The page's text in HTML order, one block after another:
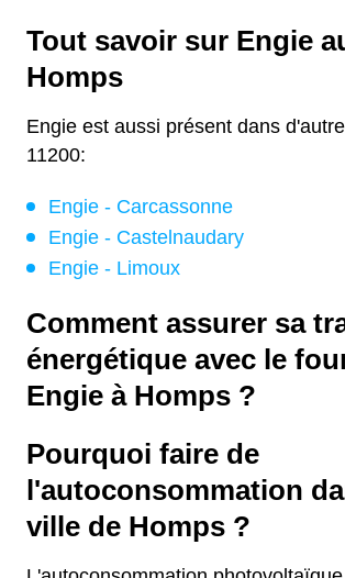
Tout savoir sur Engie
Homps
Engie est aussi présent dans
11200:
Engie - Carcassonne
Engie - Castelnaudary
Engie - Limoux
Comment assurer sa
énergétique avec le
Engie à Homps ?
Pourquoi faire de
l'autoconsommation
ville de Homps ?